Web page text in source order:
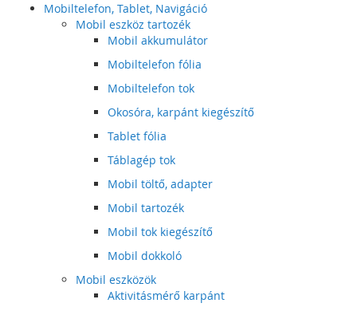
Mobiltelefon, Tablet, Navigáció
Mobil eszköz tartozék
Mobil akkumulátor
Mobiltelefon fólia
Mobiltelefon tok
Okosóra, karpánt kiegészítő
Tablet fólia
Táblagép tok
Mobil töltő, adapter
Mobil tartozék
Mobil tok kiegészítő
Mobil dokkoló
Mobil eszközök
Aktivitásmérő karpánt